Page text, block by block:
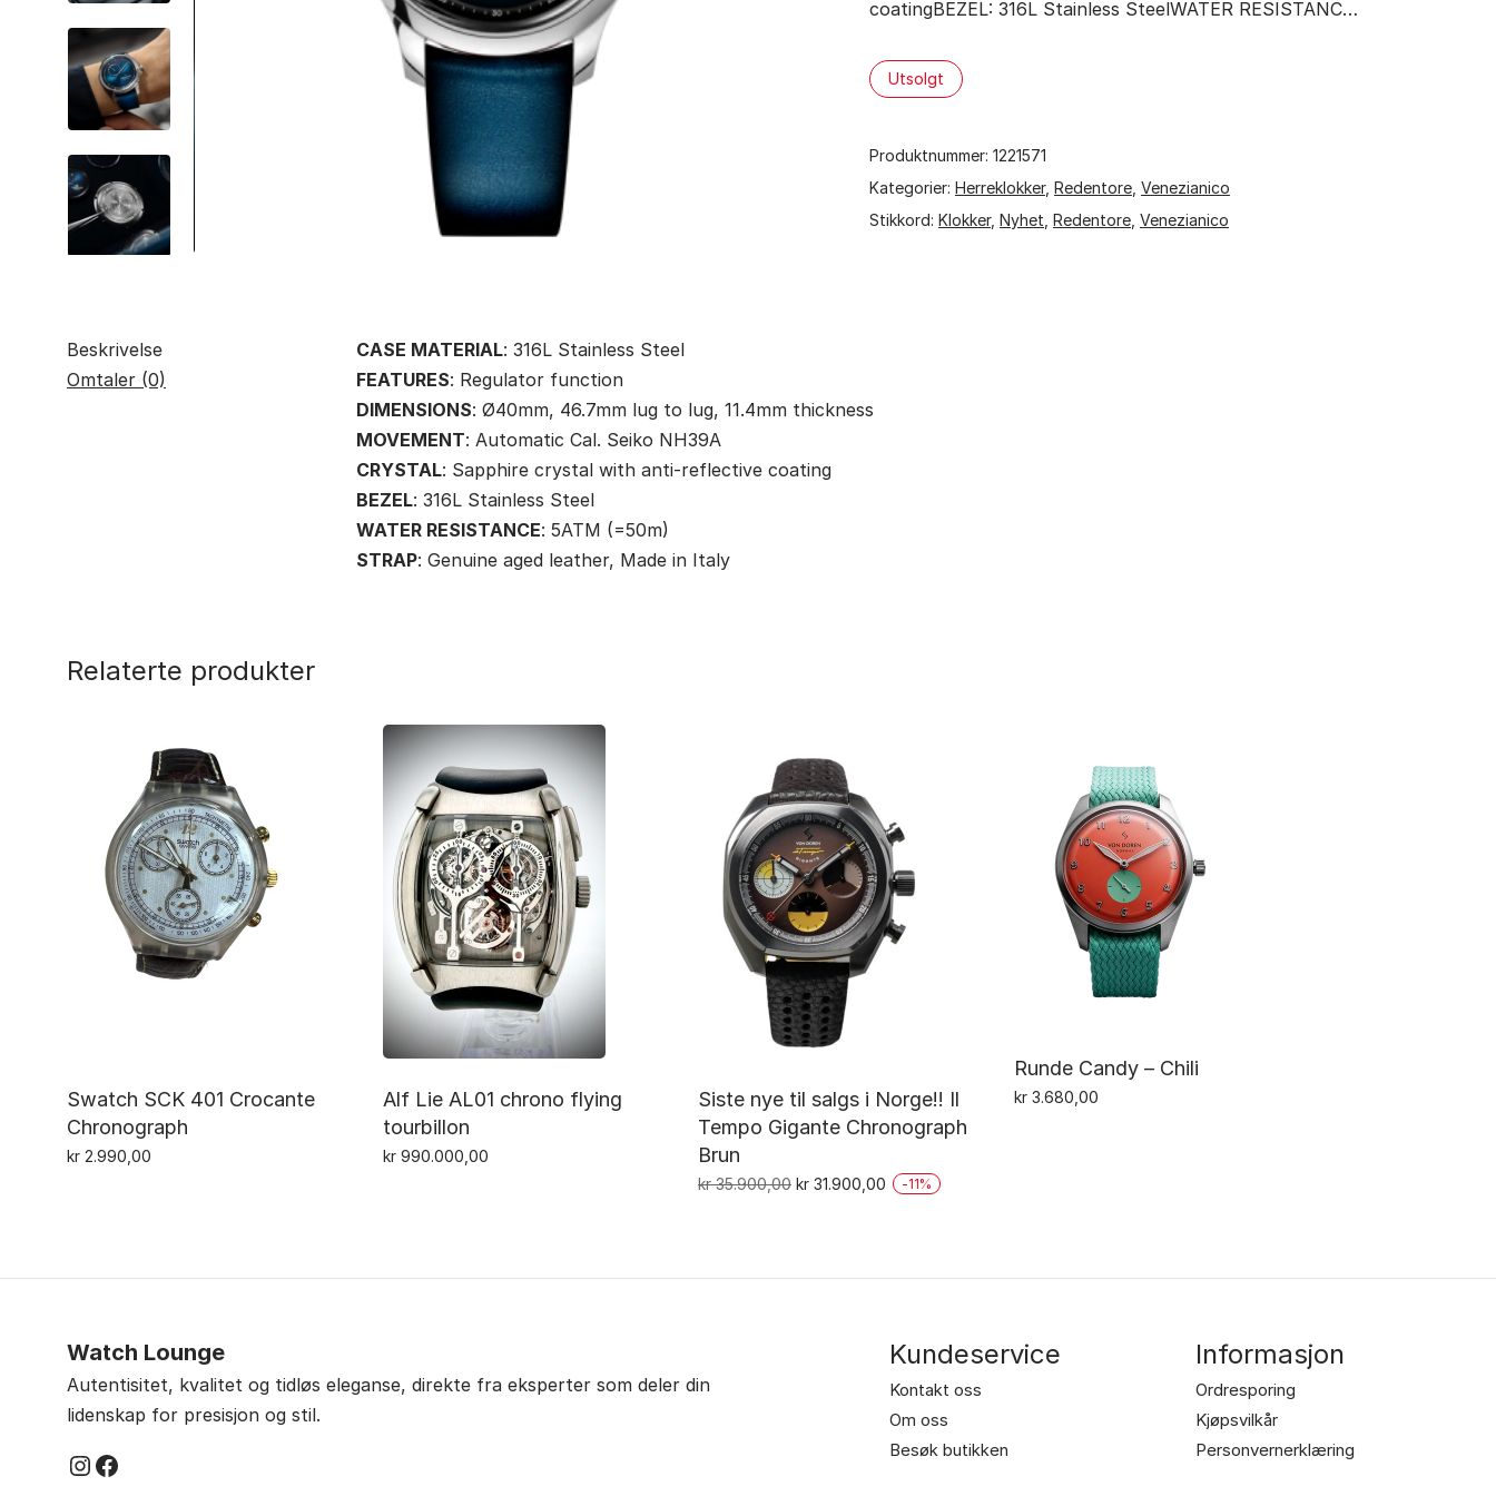
coatingBEZEL: 316L Stainless SteelWATER RESISTANC…
Utsolgt
Produktnummer: 1221571
Kategorier: Herreklokker, Redentore, Venezianico
Stikkord: Klokker, Nyhet Redentore, Venezianico
Beskrivelse
Omtaler (0)
CASE MATERIAL: 316L Stainless Steel
FEATURES: Regulator function
DIMENSIONS: Ø40mm, 46.7mm lug to lug, 11.4mm thickness
MOVEMENT: Automatic Cal. Seiko NH39A
CRYSTAL: Sapphire crystal with anti-reflective coating
BEZEL: 316L Stainless Steel
WATER RESISTANCE: 5ATM (=50m)
STRAP: Genuine aged leather, Made in Italy
Relaterte produkter
Swatch SCK 401 Crocante
Chronograph
kr 2.990,00
Alf Lie AL01 chrono flying
tourbillon
kr990.000,00
Siste nye til salgs i Norge!! Il
Tempo Gigante Chronograph
Brun
kr35.900,00 Opprinnelig
kr 31.900,00 Nåværende
-11%
Runde Candy – Chili
kr3.680,00
Watch Lounge
Autentisitet, kvalitet og tidløs eleganse, direkte fra eksperter som deler din
lidenskap for presisjon og stil.
Instagram
Facebook
Kundeservice
Kontakt oss
Om oss
Besøk butikken
Informasjon
Ordresporing
Kjøpsvilkår
Personvernerklæring